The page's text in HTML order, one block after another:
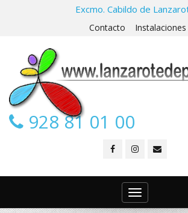
Excmo. Cabildo de
Contacto Instalaciones
928 81 01 00
Toggle
navigation